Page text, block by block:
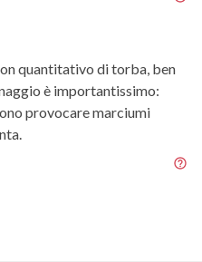
quantitativo di torba, ben
è importantissimo:
provocare marciumi